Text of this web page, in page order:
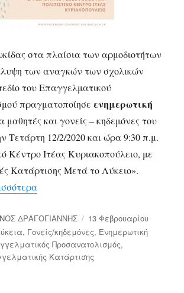
στα πλαίσια των αρμοδιοτήτων
των αναγκών των σχολικών
του Επαγγελματικού
πραγματοποίησεενημερωτική
μαθητές και γονείς – κηδεμόνες του
Τετάρτη 12/2/2020 και ώρα 9:30 π.μ.
Κέντρο Ιτέας Κυριακοπούλειο, με
Κατάρτισης Μετά το Λύκειο».
“Πραγματοποίηση ενημερωτικής
ΔΡΑΓΟΓΙΑΝΝΗΣ
Δημοσιεύτηκε
την
13 Φεβρουαρίου
, Γονείς/κηδεμόνες, Ενημερωτική
Προσανατολισμός,
Κατάρτισης